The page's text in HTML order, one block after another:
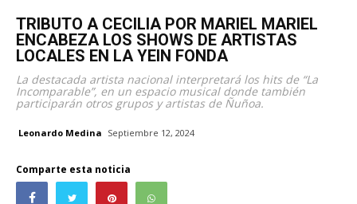
TRIBUTO A CECILIA POR MARIEL MARIEL
ENCABEZA LOS SHOWS DE ARTISTAS
LOCALES EN LA YEIN FONDA
La destacada artista nacional interpretará los hits de “La
Incomparable”, en un espacio musical donde también
participarán otros grupos y artistas de Ñuñoa.
Leonardo Medina Septiembre 12, 2024
Comparte esta noticia